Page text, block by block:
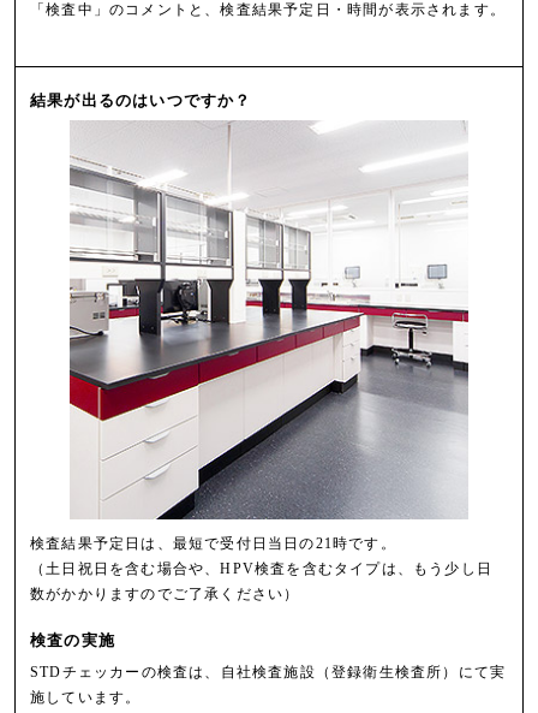
「検査中」のコメントと、検査結果予定日・時間が表示されます。
結果が出るのはいつですか？
検査結果予定日は、最短で受付日当日の21時です。
（土日祝日を含む場合や、HPV検査を含むタイプは、もう少し日
数がかかりますのでご了承ください）
検査の実施
STDチェッカーの検査は、自社検査施設（登録衛生検査所）にて実
施しています。